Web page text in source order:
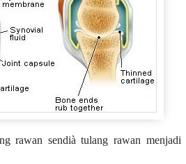
rawan sendià tulang rawan menjadi